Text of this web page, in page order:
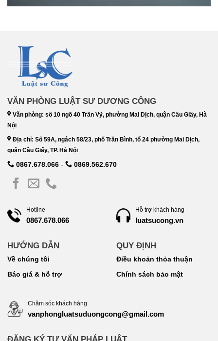
VĂN PHÒNG LUẬT SƯ DƯƠNG CÔNG
Văn phòng: số 10 ngõ 40 Trần Vỹ, phường Mai Dịch, quận Cầu Giấy, Hà
Nội
Địa chỉ: Số 59A, ngách 58/23, phố Trần Bình, tổ 24 phường Mai Dịch,
quận Cầu Giấy, TP. Hà Nội
0867.678.066 - 0869.562.670
Hotline
0867.678.066
HƯỚNG DẪN
Về chúng tôi
Báo giá & hỗ trợ
Hỗ trợ khách hàng
luatsucong.vn
QUY ĐỊNH
Điều khoản thỏa thuận
Chính sách bảo mật
Chăm sóc khách hàng
vanphongluatsuduongcong@gmail.com